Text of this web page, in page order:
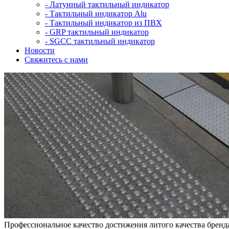
- Латунный тактильный индикатор
- Тактильный индикатор Alu
- Тактильный индикатор из ПВХ
- GRP тактильный индикатор
- SGCC тактильный индикатор
Новости
Свяжитесь с нами
Профессиональное качество достижения литого качества